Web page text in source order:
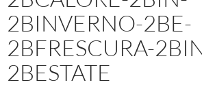
2BINVERNO-2BE-
2BFRESCURA-
2BESTATE